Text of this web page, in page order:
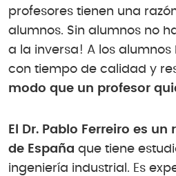
profesores tienen una
alumnos. Sin alumnos no
a la inversa! A los alumnos
con tiempo de calidad y
modo que un profesor
El Dr. Pablo Ferreiro es
de España que tiene
ingeniería industrial. Es